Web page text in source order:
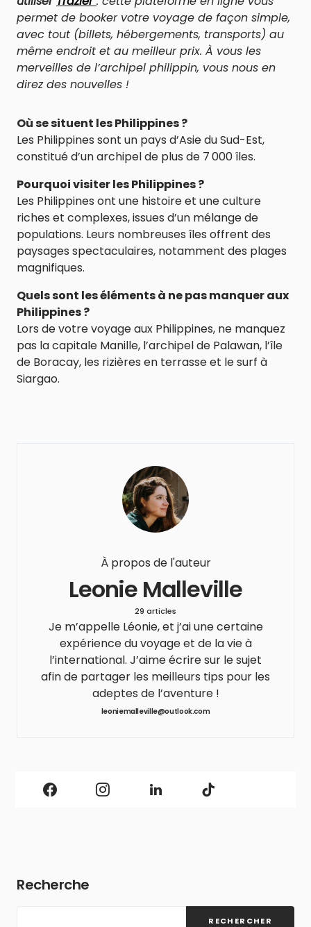
permet de booker votre voyage de façon simple,
avec tout (billets, hébergements, transports) au
même endroit et au meilleur prix. À vous les
merveilles de l’archipel philippin, vous nous en
direz des nouvelles !
Où se situent les Philippines ?
Les Philippines sont un pays d’Asie du Sud-Est,
constitué d’un archipel de plus de 7 000 îles.
Pourquoi visiter les Philippines ?
Les Philippines ont une histoire et une culture
riches et complexes, issues d’un mélange de
populations. Leurs nombreuses îles offrent des
paysages spectaculaires, notamment des plages
magnifiques.
Quels sont les éléments à ne pas manquer aux
Philippines ?
Lors de votre voyage aux Philippines, ne manquez
pas la capitale Manille, l’archipel de Palawan, l’île
de Boracay, les rizières en terrasse et le surf à
Siargao.
À propos de l'auteur
Leonie Malleville
29 articles
Je m’appelle Léonie, et j’ai une certaine
expérience du voyage et de la vie à
l’international. J’aime écrire sur le sujet
afin de partager les meilleurs tips pour les
adeptes de l’aventure !
leoniemalleville@outlook.com
Recherche
RECHERCHER